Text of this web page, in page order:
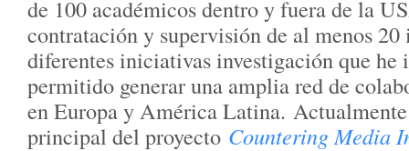
de 100 académicos dentro y fuera de la
contratación y supervisión de al menos 20
diferentes iniciativas investigación que he
permitido generar una amplia red de
en Europa y América Latina.
principal del proyecto Countering Media